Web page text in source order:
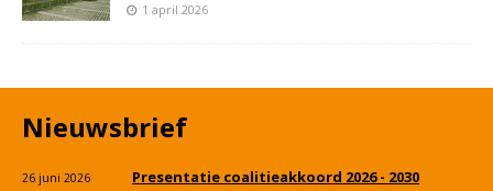
1 april 2026
Nieuwsbrief
26 juni 2026 Presentatie coalitieakkoord 2026 - 2030